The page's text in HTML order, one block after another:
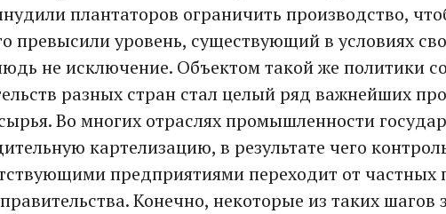
плантаторов ограничить производство,
превысили уровень, существующий в условиях
не исключение. Объектом такой же политики
разных стран стал целый ряд важнейших
Во многих отраслях промышленности
картелизацию, в результате чего
предприятиями переходит от
Конечно, некоторые из таких шагов